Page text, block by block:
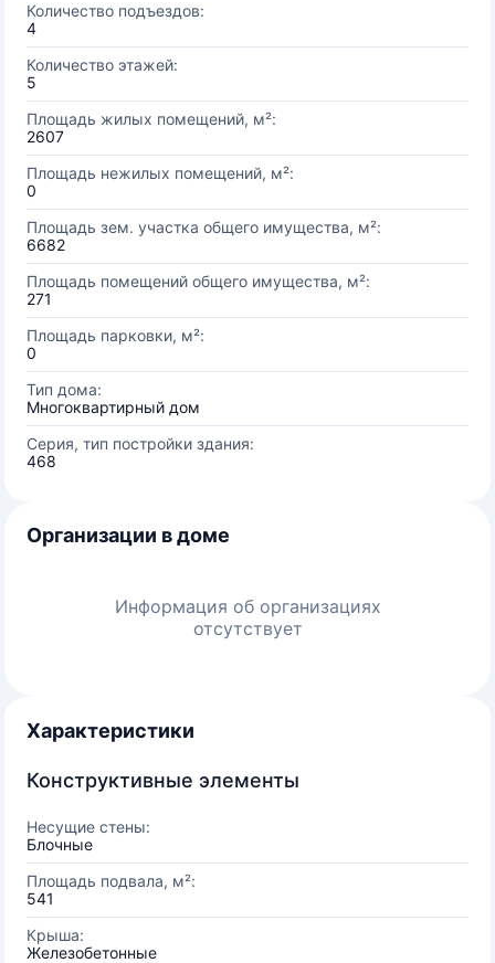
Количество подъездов:
4
Количество этажей:
5
Площадь жилых помещений, м²:
2607
Площадь нежилых помещений, м²:
0
Площадь зем. участка общего имущества, м²:
6682
Площадь помещений общего имущества, м²:
271
Площадь парковки, м²:
0
Тип дома:
Многоквартирный дом
Серия, тип постройки здания:
468
Организации в доме
Информация об организациях
отсутствует
Характеристики
Конструктивные элементы
Несущие стены:
Блочные
Площадь подвала, м²:
541
Крыша:
Железобетонные